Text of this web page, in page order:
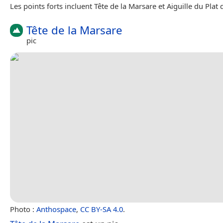
Les points forts incluent Tête de la Marsare et Aiguille du Plat
Tête de la Marsare
pic
Photo : Anthospace, CC BY-SA 4.0.